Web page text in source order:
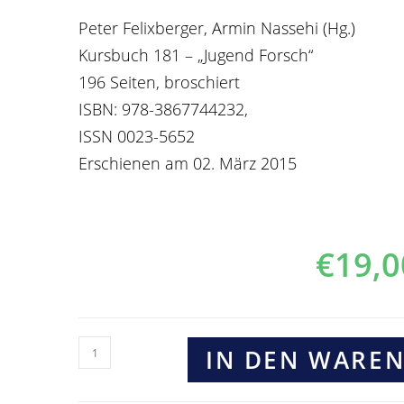
Peter Felixberger, Armin Nassehi (Hg.)
Kursbuch 181 – „Jugend Forsch“
196 Seiten, broschiert
ISBN: 978-3867744232,
ISSN 0023-5652
Erschienen am 02. März 2015
€
IN DEN